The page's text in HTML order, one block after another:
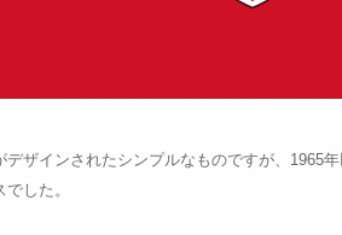
ザインされたシンプルなものですが、1965年
した。